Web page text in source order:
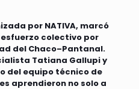
por NATIVA, marcó
colectivo por
del Chaco–Pantanal.
Tatiana Gallupi y
del equipo técnico de
aprendieron no solo a